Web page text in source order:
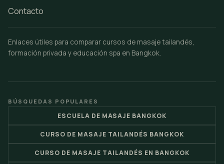
Contacto
Enlaces útiles para comparar cursos de masaje tailandés,
formación privada y educación spa en Bangkok.
BÚSQUEDAS POPULARES
ESCUELA DE MASAJE BANGKOK
CURSO DE MASAJE TAILANDÉS BANGKOK
CURSO DE MASAJE TAILANDÉS EN BANGKOK